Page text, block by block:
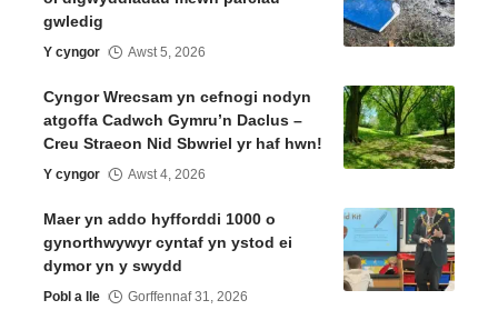
gwledig
Y cyngor Awst 5, 2026
Cyngor Wrecsam yn cefnogi nodyn
atgoffa Cadwch Gymru’n Daclus –
Creu Straeon Nid Sbwriel yr haf hwn!
Y cyngor Awst 4, 2026
Maer yn addo hyfforddi 1000 o
gynorthwywyr cyntaf yn ystod ei
dymor yn y swydd
Pobl a lle Gorffennaf 31, 2026